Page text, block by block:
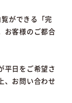
ができる「完
お客様のご都合
平日をご希望さ
、お問い合わせ